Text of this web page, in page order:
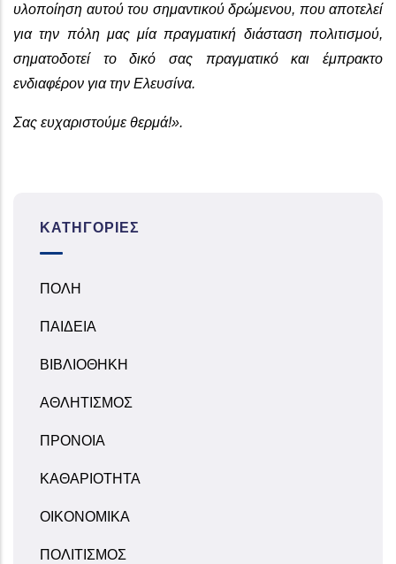
υλοποίηση αυτού του σημαντικού δρώμενου, που αποτελεί
για την πόλη μας μία πραγματική διάσταση πολιτισμού,
σηματοδοτεί το δικό σας πραγματικό και έμπρακτο
ενδιαφέρον για την Ελευσίνα.
Σας ευχαριστούμε θερμά!».
ΚΑΤΗΓΟΡΊΕΣ
ΠΟΛΗ
ΠΑΙΔΕΙΑ
ΒΙΒΛΙΟΘΗΚΗ
ΑΘΛΗΤΙΣΜΟΣ
ΠΡΟΝΟΙΑ
ΚΑΘΑΡΙΟΤΗΤΑ
ΟΙΚΟΝΟΜΙΚΑ
ΠΟΛΙΤΙΣΜΟΣ